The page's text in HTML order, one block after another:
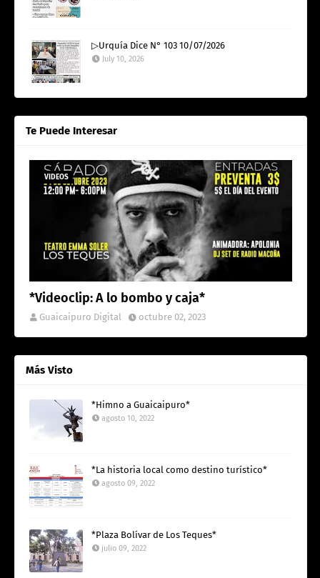
▷Urquía Dice N° 103 10/07/2026
July 10, 2026
Te Puede Interesar
VIDEOS
*Videoclip: A lo bombo y caja*
Guaicaipuro Digital octubre 02, 2023
Más Visto
*Himno a Guaicaipuro*
agosto 10, 2022
*La historia local como destino turístico*
agosto 09, 2022
*Plaza Bolívar de Los Teques*
julio 09, 2022